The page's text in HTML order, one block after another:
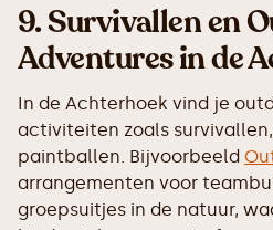
9.Survivallen en
Adventures in de
In de Achterhoek vind je
activiteiten zoals
paintballen. Bijvoorbeeld
arrangementen voor
groepsuitjes in de natuur,